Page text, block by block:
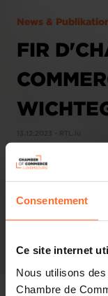
Consentement
Ce site internet
Nous utilisons
Chambre de
News &
FIR